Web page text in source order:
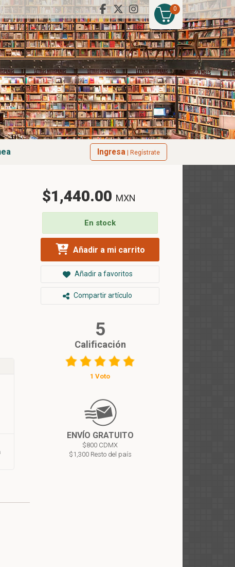
0
Ingresa | Regístrate
$1,440.00 MXN
En stock
Añadir a mi carrito
Añadir a favoritos
Compartir artículo
5
Calificación
1 Voto
ENVÍO GRATUITO
$800 CDMX
$1,300 Resto del país